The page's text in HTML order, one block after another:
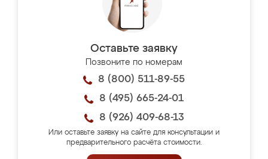
Оставьте заявку
Позвоните по номерам
8 (800) 511-89-55
8 (495) 665-24-01
8 (926) 409-68-13
Или оставьте заявку на сайте для консультации и
предварительного расчёта стоимости.